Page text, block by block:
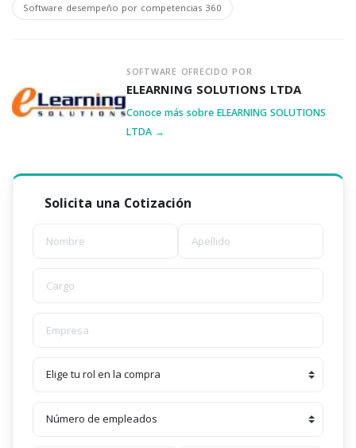
Software desempeño por competencias 360
SOFTWARE OFRECIDO POR
ELEARNING SOLUTIONS LTDA
Conoce más sobre ELEARNING SOLUTIONS
LTDA →
Solicita una Cotización